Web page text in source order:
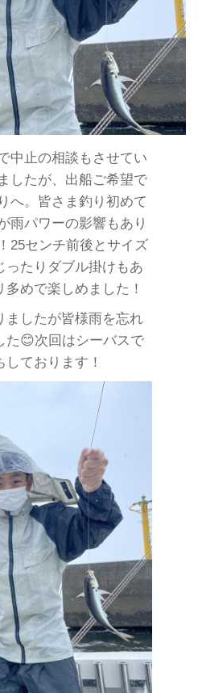
中止の相談もさせてい
したが、出船ご希望で
へ。皆さま釣り初めて
雨パワーの影響もあり
25センチ前後とサイズ
ったりダブル掛けもあ
めで楽しめました！
ましたが皆様雨を忘れ
た😊次回はシーバスで
ております！